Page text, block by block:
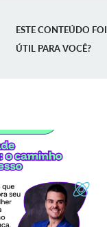
ESTE CONTEÚDO FOI
ÚTIL PARA VOCÊ?